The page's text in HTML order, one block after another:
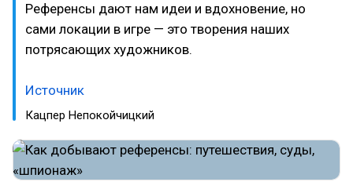
Референсы дают нам идеи и вдохновение, но
сами локации в игре — это творения наших
потрясающих художников.
Источник
Кацпер Непокойчицкий